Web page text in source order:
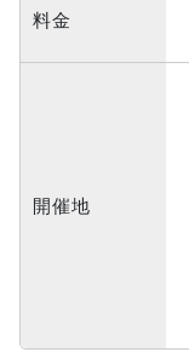
料金
開催地